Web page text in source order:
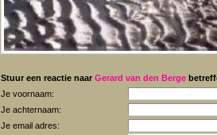
Stuur een reactie naar Gerard van den Berge
Je voornaam:
Je achternaam:
Je email adres: